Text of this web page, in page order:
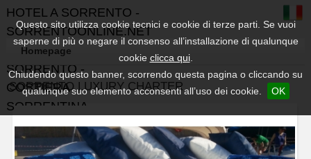
Questo sito utilizza cookie tecnici e cookie di terze parti. Se vuoi
saperne di più o negare il consenso all’installazione di qualunque
cookie clicca qui.
Chiudendo questo banner, scorrendo questa pagina o cliccando su
qualunque suo elemento acconsenti all’uso dei cookie.
OK
HOTEL A SORRENTO -
SORRENTOONLINE.NET
- GUIDA TURISTICA DI
SORRENTO -
COSTIERA
SORRENTINA
Homepage
SORRENTO LUXURY CHARTER